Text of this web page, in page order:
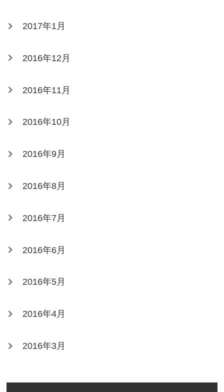
2017年1月
2016年12月
2016年11月
2016年10月
2016年9月
2016年8月
2016年7月
2016年6月
2016年5月
2016年4月
2016年3月